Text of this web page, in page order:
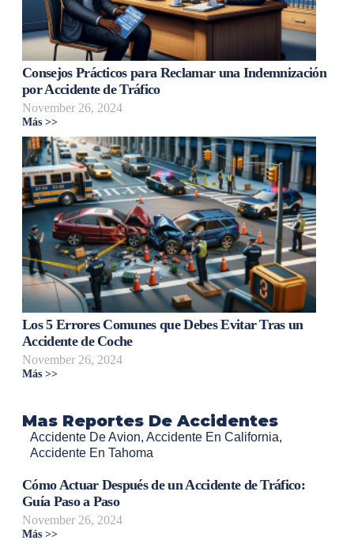
Consejos Prácticos para Reclamar una Indemnización
por Accidente de Tráfico
November 26, 2024
Más >>
Los 5 Errores Comunes que Debes Evitar Tras un
Accidente de Coche
November 26, 2024
Más >>
Mas Reportes De Accidentes
Accidente De Avion, Accidente En California,
Accidente En Tahoma
Cómo Actuar Después de un Accidente de Tráfico:
Guía Paso a Paso
November 26, 2024
Más >>